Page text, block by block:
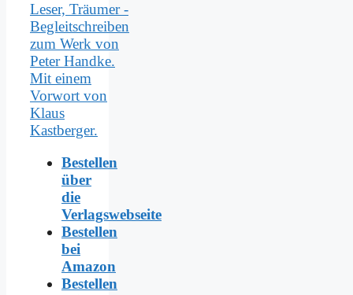
Bestellen
über
die
Verlagswebseite
Bestellen
bei
Amazon
Bestellen